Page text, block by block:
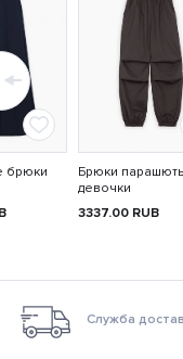
брюки
Брюки
девочки
3337.00 RUB
Служба